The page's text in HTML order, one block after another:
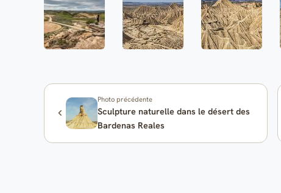
Photo précédente
Sculpture naturelle dans le désert des
Bardenas Reales